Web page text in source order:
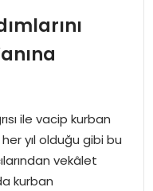
ile vacip kurban
yıl olduğu gibi bu
vekâlet
kurban